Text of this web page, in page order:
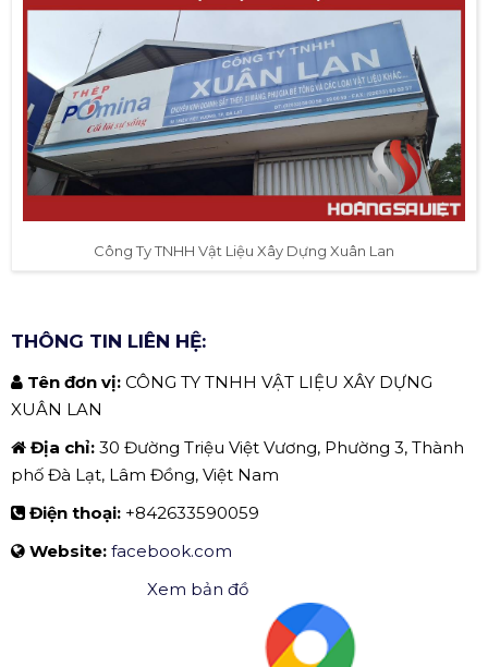
Công Ty TNHH Vật Liệu Xây Dựng Xuân Lan
THÔNG TIN LIÊN HỆ:
Tên đơn vị: CÔNG TY TNHH VẬT LIỆU XÂY DỰNG
XUÂN LAN
Địa chỉ: 30 Đường Triệu Việt Vương, Phường 3, Thành
phố Đà Lạt, Lâm Đồng, Việt Nam
Điện thoại: +842633590059
Website: facebook.com
Xem bản đồ